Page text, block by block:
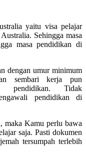
yaitu visa pelajar
Sehingga masa
masa pendidikan di
dengan umur minimum
sembari kerja pun
pendidikan. Tidak
pendidikan di
maka Kamu perlu bawa
saja. Pasti dokumen
tersumpah terlebih